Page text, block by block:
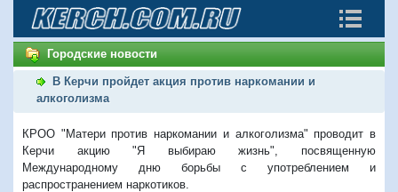
Городские новости
В Керчи пройдет акция против наркомании и
алкоголизма
КРОО "Матери против наркомании и алкоголизма" проводит в
Керчи акцию "Я выбираю жизнь", посвященную
Международному дню борьбы с употреблением и
распространением наркотиков.